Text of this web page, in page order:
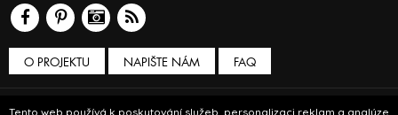
Tento web používá k poskytování služeb, personalizaci reklam a analýze
O PROJEKTU NAPIŠTE NÁM FAQ
Podmínky používání